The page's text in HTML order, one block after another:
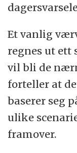
Et vanlig
regnes ut ett
vil bli de
forteller at
baserer seg
ulike
framover.